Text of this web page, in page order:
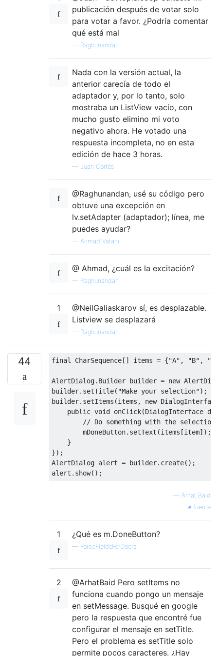
publicación después de votar solo
para votar a favor. ¿Podría comentar
qué está mal
— Raghunandan
Nada con la versión actual, la
anterior carecía de todo el
adaptador y, por lo tanto, solo
mostraba un ListView vacío, con
mucho gusto elimino mi voto
negativo ahora. He votado una
respuesta incompleta, no en esta
edición de hace 3 horas.
— Juan Cortés
@Raghunandan, usé su código pero
obtuve una excepción en
lv.setAdapter (adaptador); línea, me
puedes ayudar?
— Ahmad Vatani
@ Ahmad, ¿cuál es la excitación?
— Raghunandan
1
@NeilGaliaskarov sí, es desplazable.
Listview se desplazará
— Raghunandan
44 final CharSequence [] items = {"A" , "B" ,
AlertDialog. Builder builder = new
builder. setTitle( "Make your selection");
builder. setItems (items , new
public void onClick(DialogInterface
// Do something with the selection
        mDoneButton
. setText (items [item]);
}
});
AlertDialog alert = builder. create();
alert . show();
— Arhat Baid
fuente
1 ¿Qué es m.DoneButton?
— ForceFieldsForDoors
2
@ArhatBaid Pero setItems no
funciona cuando pongo un mensaje
en setMessage. Busqué en google
pero la respuesta que encontré fue
configurar el mensaje en setTitle.
Pero el problema es setTitle solo
permite pocos caracteres. ¿Hay